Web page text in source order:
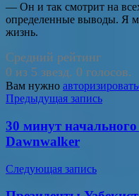
— Он и так смотрит на
определенные выводы. Я
жизнь.
Средний рейтинг
0 из 5 звезд. 0 голосов.
Вам нужно
Навигация
по
записям
Предыдущая запись
30 минут
Dawnwalker
Следующая запись